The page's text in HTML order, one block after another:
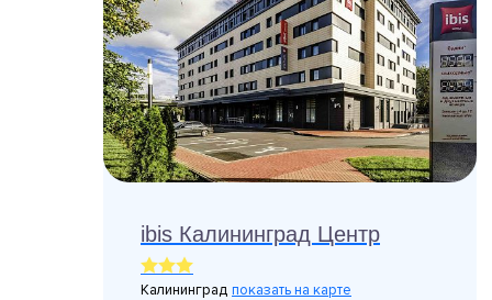
ibis Калининград Центр
Калининград показать на карте